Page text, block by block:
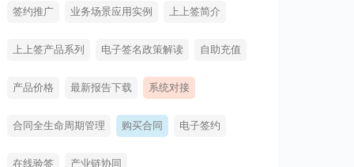
签约推广 业务场景应用实例 上上签简介
上上签产品系列 电子签名政策解读 自助充值
产品价格 最新报告下载 系统对接
合同全生命周期管理 购买合同 电子签约
在线验签 产业链协同